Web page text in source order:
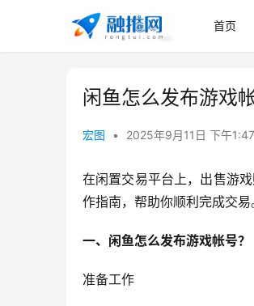
首页
闲鱼怎么发布游戏
宏图 • 2025年9月11日 下午1:47
在闲置交易平台上，出售游
作指南，帮助你顺利完成交易
一、闲鱼怎么发布游戏帐号？
准备工作